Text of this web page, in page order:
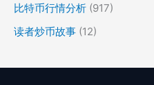
比特币行情分析 (917)
读者炒币故事 (12)